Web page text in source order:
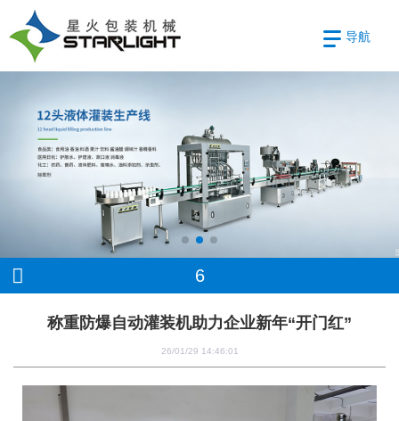
导航
6
称重防爆自动灌装机助力企业新年“开门红”
26/01/29 14:46:01